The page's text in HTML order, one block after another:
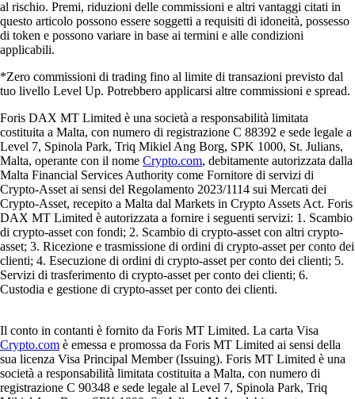
al rischio. Premi, riduzioni delle commissioni e altri vantaggi citati in
questo articolo possono essere soggetti a requisiti di idoneità, possesso
di token e possono variare in base ai termini e alle condizioni
applicabili.
*Zero commissioni di trading fino al limite di transazioni previsto dal
tuo livello Level Up. Potrebbero applicarsi altre commissioni e spread.
Foris DAX MT Limited è una società a responsabilità limitata
costituita a Malta, con numero di registrazione C 88392 e sede legale a
Level 7, Spinola Park, Triq Mikiel Ang Borg, SPK 1000, St. Julians,
Malta, operante con il nome Crypto.com, debitamente autorizzata dalla
Malta Financial Services Authority come Fornitore di servizi di
Crypto-Asset ai sensi del Regolamento 2023/1114 sui Mercati dei
Crypto-Asset, recepito a Malta dal Markets in Crypto Assets Act. Foris
DAX MT Limited è autorizzata a fornire i seguenti servizi: 1. Scambio
di crypto-asset con fondi; 2. Scambio di crypto-asset con altri crypto-
asset; 3. Ricezione e trasmissione di ordini di crypto-asset per conto dei
clienti; 4. Esecuzione di ordini di crypto-asset per conto dei clienti; 5.
Servizi di trasferimento di crypto-asset per conto dei clienti; 6.
Custodia e gestione di crypto-asset per conto dei clienti.
Il conto in contanti è fornito da Foris MT Limited. La carta Visa
Crypto.com è emessa e promossa da Foris MT Limited ai sensi della
sua licenza Visa Principal Member (Issuing). Foris MT Limited è una
società a responsabilità limitata costituita a Malta, con numero di
registrazione C 90348 e sede legale al Level 7, Spinola Park, Triq